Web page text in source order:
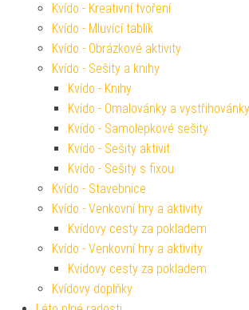
Kvído - Kreativní tvoření
Kvído - Mluvící tablík
Kvído - Obrázkové aktivity
Kvído - Sešity a knihy
Kvído - Knihy
Kvído - Omalovánky a vystřihovánky
Kvído - Samolepkové sešity
Kvído - Sešity aktivit
Kvído - Sešity s fixou
Kvído - Stavebnice
Kvído - Venkovní hry a aktivity
Kvídovy cesty za pokladem
Kvído - Venkovní hry a aktivity
Kvídovy cesty za pokladem
Kvídovy doplňky